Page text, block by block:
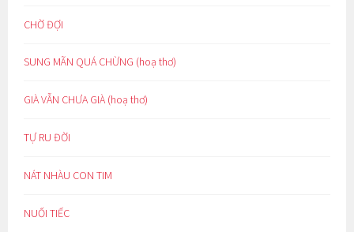
CHỜ ĐỢI
SUNG MÃN QUÁ CHỪNG (hoạ thơ)
GIÀ VẪN CHƯA GIÀ (hoạ thơ)
TỰ RU ĐỜI
NÁT NHÀU CON TIM
NUỐI TIẾC